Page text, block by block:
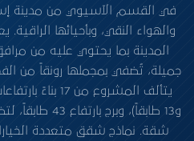
في القسم الآسيوي من مدينة
والهواء النقي، وبأحيائها
المدينة بما يحتوي عليه من
جميلة، تُضفي بمجملها رونقاً من
شقة. نماذج شقق متعددة